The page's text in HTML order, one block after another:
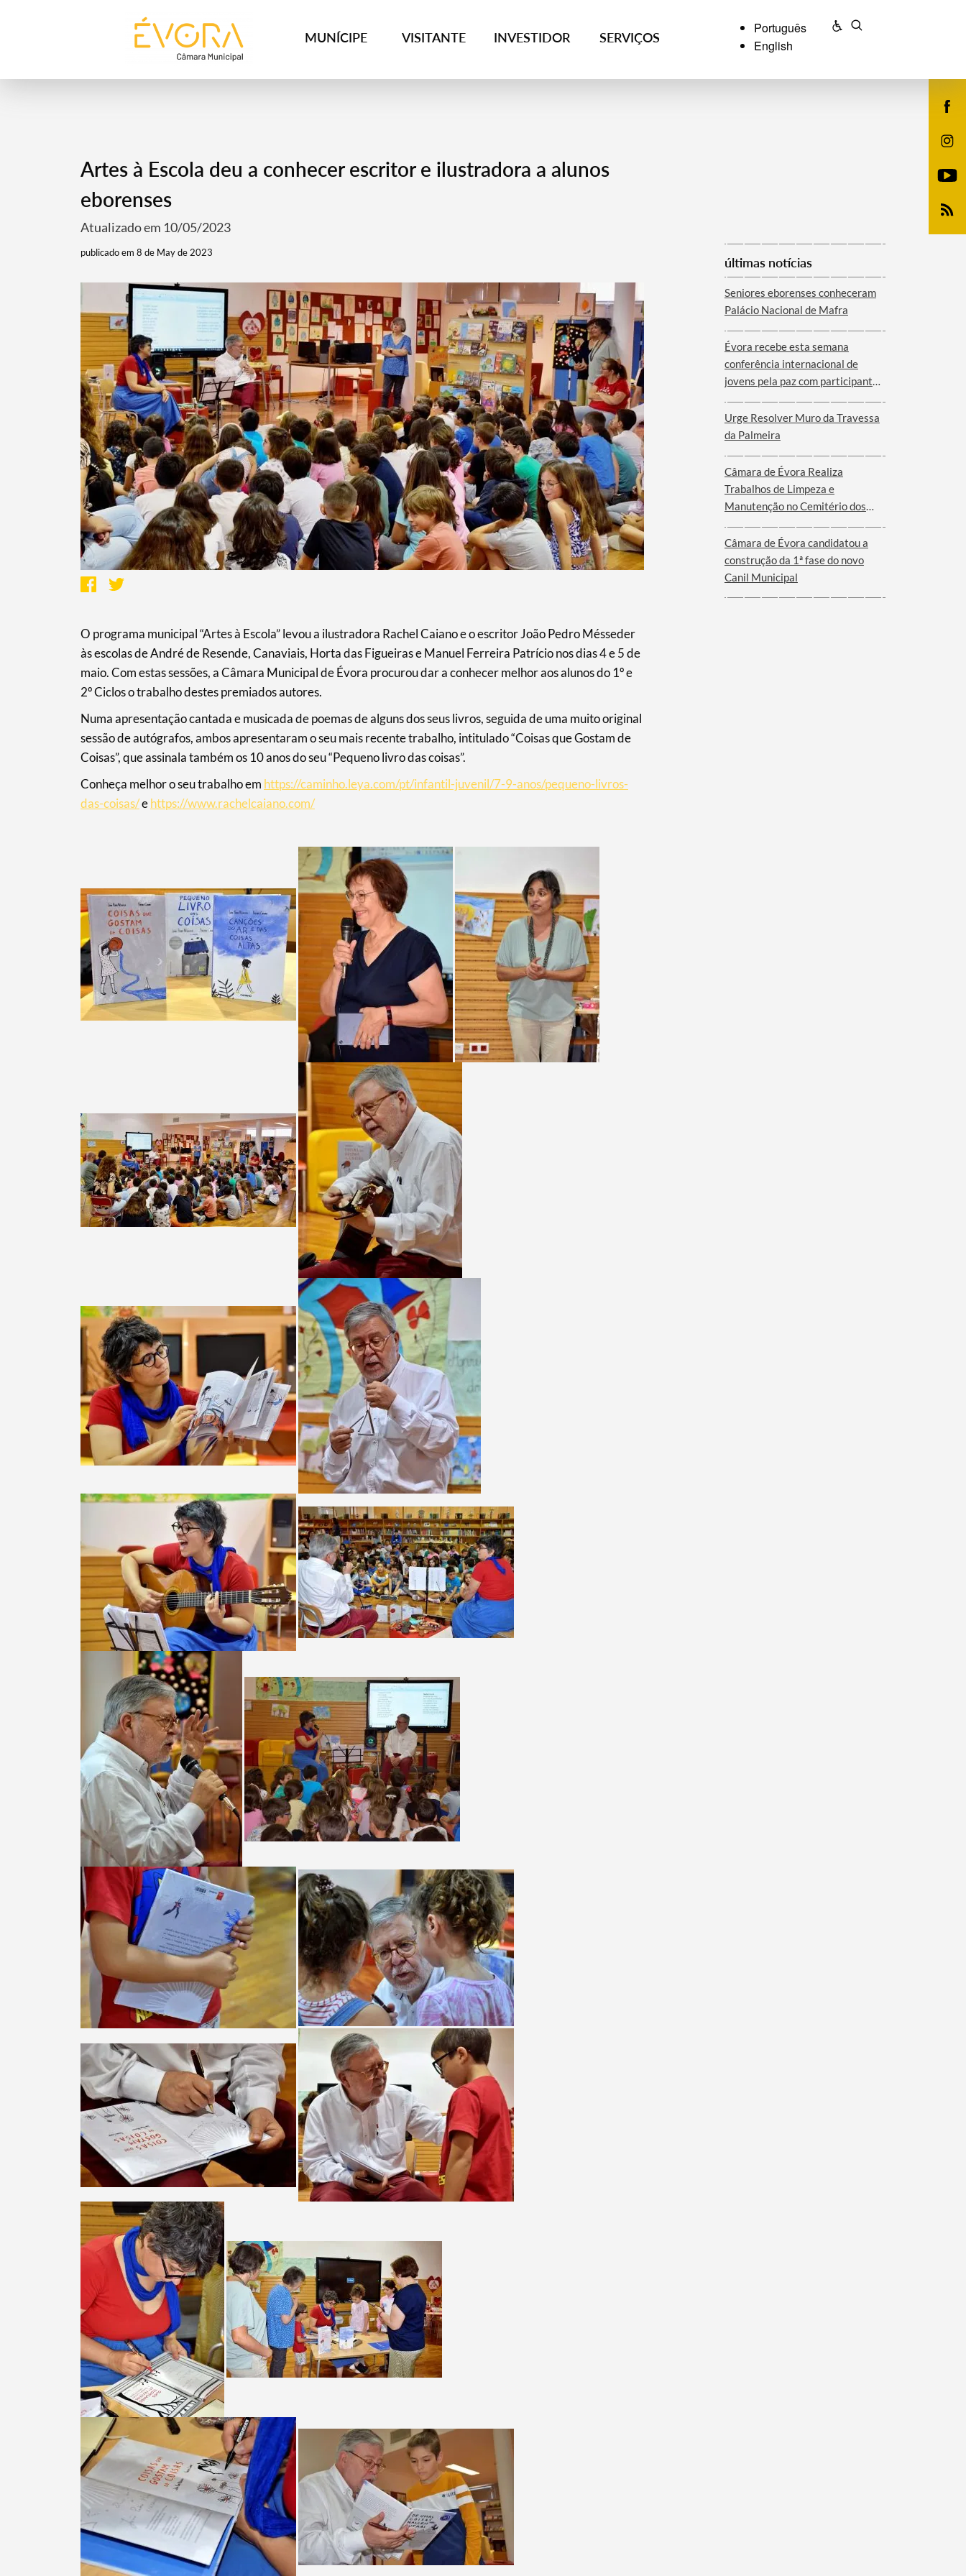
MUNÍCIPE VISITANTE INVESTIDOR SERVIÇOS
Português
English
Termo de Pesquisa
Categorias gerais
Filtros
Artes à Escola deu a conhecer escritor e ilustradora a alunos
eborenses
Atualizado em 10/05/2023
publicado em 8 de May de 2023
O programa municipal “Artes à Escola” levou a ilustradora Rachel Caiano e o escritor João Pedro Mésseder
às escolas de André de Resende, Canaviais, Horta das Figueiras e Manuel Ferreira Patrício nos dias 4 e 5 de
maio. Com estas sessões, a Câmara Municipal de Évora procurou dar a conhecer melhor aos alunos do 1º e
2º Ciclos o trabalho destes premiados autores.
Numa apresentação cantada e musicada de poemas de alguns dos seus livros, seguida de uma muito original
sessão de autógrafos, ambos apresentaram o seu mais recente trabalho, intitulado “Coisas que Gostam de
Coisas”, que assinala também os 10 anos do seu “Pequeno livro das coisas”.
Conheça melhor o seu trabalho em https://caminho.leya.com/pt/infantil-juvenil/7-9-anos/pequeno-livros-
das-coisas/ehttps://www.rachelcaiano.com/
últimas notícias
Seniores eborenses conheceram
Palácio Nacional de Mafra
Évora recebe esta semana
conferência internacional de
jovens pela paz com participantes
Urge Resolver Muro da Travessa
da Palmeira
Câmara de Évora Realiza
Trabalhos de Limpeza e
Manutenção no Cemitério dos
Câmara de Évora candidatou a
construção da 1ª fase do novo
Canil Municipal